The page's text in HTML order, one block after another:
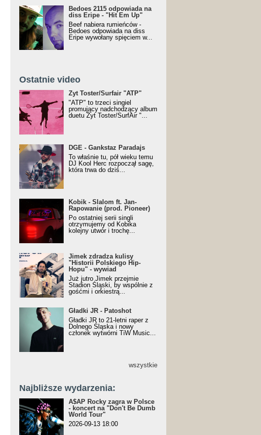
Bedoes 2115 odpowiada na
diss Eripe - "Hit Em Up"
Beef nabiera rumieńców -
Bedoes odpowiada na diss
Eripe wywołany spięciem w...
Ostatnie video
Żyt Toster/SurfAir - ATP VIDEO
Żyt Toster/Surfair "ATP"
"ATP" to trzeci singiel
promujący nadchodzący album
duetu Żyt Toster/SurfAir "...
donGURALesko z nagrodą za
Klasyczny/Trueschoolowy
Album Roku (Popkillery 2023)
DGE - Gankstaz Paradajs
To właśnie tu, pół wieku temu
DJ Kool Herc rozpoczął sagę,
która trwa do dziś...
Kobik - Slalom ft. Jan-
Rapowanie (prod. Pioneer)
[Official Music Visualiser]
Kobik - Slalom ft. Jan-
Rapowanie (prod. Pioneer)
Po ostatniej serii singli
otrzymujemy od Kobika
kolejny utwór i trochę...
Jimek zdradza kulisy "Historii
Polskiego Hip-Hopu" - wywiad
Jimek zdradza kulisy
"Historii Polskiego Hip-
Hopu" - wywiad
Już jutro Jimek przejmie
Stadion Śląski, by wspólnie z
gośćmi i orkiestrą...
Gładki JR - Patoshot
Gładki JR - Patoshot
Gładki JR to 21-letni raper z
Dolnego Śląska i nowy
członek wytwórni TiW Music...
wszystkie
Najbliższe wydarzenia:
A$AP Rocky zagra w Polsce
- koncert na "Don't Be Dumb
World Tour"
2026-09-13 18:00